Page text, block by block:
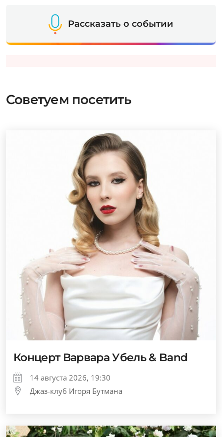
Рассказать о событии
Советуем посетить
Концерт Варвара Убель & Band
14 августа 2026, 19:30
Джаз-клуб Игоря Бутмана